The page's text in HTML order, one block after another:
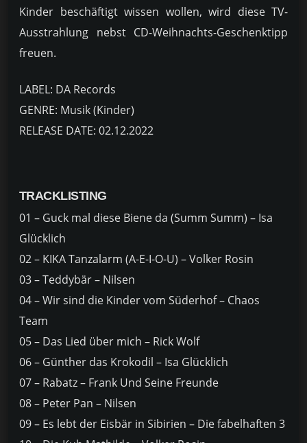
Kinder beschäftigt wissen wollen, wird diese TV-
Ausstrahlung nebst CD-Weihnachts-Geschenktipp
freuen.
LABEL: DA Records
GENRE: Musik (Kinder)
RELEASE DATE: 02.12.2022
TRACKLISTING
01 – Guck mal diese Biene da (Summ Summ) – Isa
Glücklich
02 – KIKA Tanzalarm (A-E-I-O-U) – Volker Rosin
03 – Teddybär – Nilsen
04 – Wir sind die Kinder vom Süderhof – Chaos
Team
05 – Das Lied über mich – Rick Wolf
06 – Günther das Krokodil – Isa Glücklich
07 – Rabatz – Frank Und Seine Freunde
08 – Peter Pan – Nilsen
09 – Es lebt der Eisbär in Sibirien – Die fabelhaften 3